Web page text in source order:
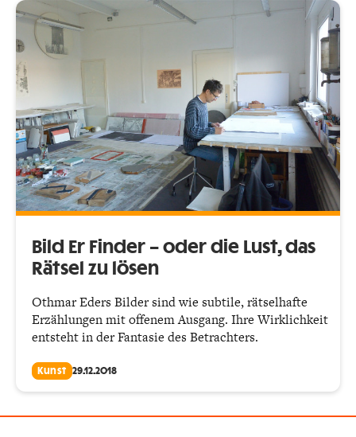
Bild Er Finder – oder die Lust, das
Rätsel zu lösen
Othmar Eders Bilder sind wie subtile, rätselhafte
Erzählungen mit offenem Ausgang. Ihre Wirklichkeit
entsteht in der Fantasie des Betrachters.
Kunst 29.12.2018